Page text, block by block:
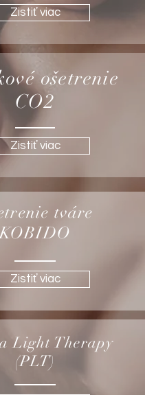
Zistiť viac
ošetrenie
CO2
Zistiť viac
tváre
Zistiť viac
Light Therapy
(PLT)